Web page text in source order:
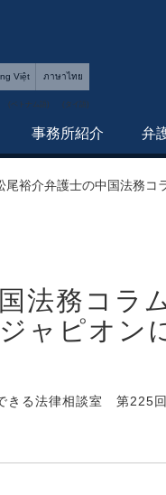
Việt ภาษาไทย
事務所紹介 弁
尾裕介弁護士の中国法務コ
法務コ
ャピオン
きる法律相談室 第225